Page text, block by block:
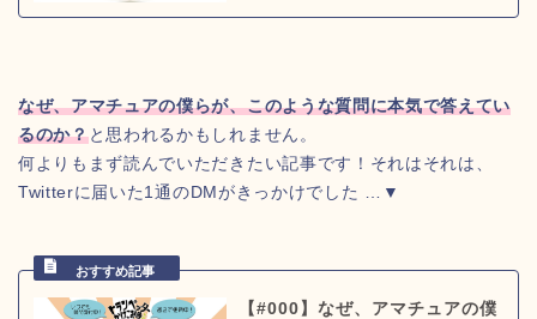
なぜ、アマチュアの僕らが、このような質問に本気で答えてい
るのか？と思われるかもしれません。
何よりもまず読んでいただきたい記事です！それはそれは、
Twitterに届いた1通のDMがきっかけでした …▼
【#000】なぜ、アマチュアの僕